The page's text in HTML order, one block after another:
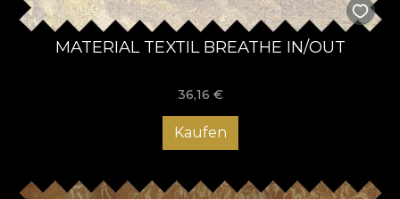
MATERIAL TEXTIL BREATHE IN/OUT
36,16 €
Kaufen